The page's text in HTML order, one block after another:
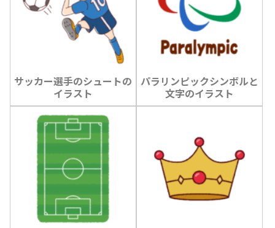
サッカー選手のシュートの
イラスト
パラリンピックシンボルと
文字のイラスト